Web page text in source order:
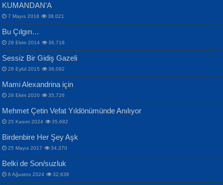
İPEK ACAR SERT
Gazze’nin Şecaati, Ümmetin İmtihanı...
MAHMUT GÜRBÜZ
İbrahim Olmak ve Bitirebilmek...
Selahattin Yıldız
İdrakimle Üşürken...
Songül Özel
Mahzen...
ERDEM BAYAZIT
Sana, Bana, Vatanıma, Ülkemin
İnsanlarına Dair...
NAZIM HİKMET RAN
Bir Cezaevinde, Tecritteki Adamın
Mektupları...
KUMANDAN’A
7 Mayıs 2018 38,021
Bu Çılgın…
28 Ekim 2014 36,718
Sessiz Bir Gidiş Gazeli
28 Eylül 2015 36,092
Mami Alexandrina için
28 Ekim 2020 35,726
Mehmet Çetin Vefat Yıldönümünde Anılıyor
25 Kasım 2024 35,682
Birdenbire Her Şey Aşk
25 Mayıs 2017 34,370
Belki de Son/suzluk
8 Ağustos 2024 32,638